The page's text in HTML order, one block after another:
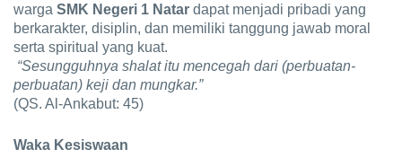
warga SMK Negeri 1 Natar dapat menjadi pribadi yang
berkarakter, disiplin, dan memiliki tanggung jawab moral
serta spiritual yang kuat.
“Sesungguhnya shalat itu mencegah dari (perbuatan-
perbuatan) keji dan mungkar.”
(QS. Al-Ankabut: 45)
Waka Kesiswaan